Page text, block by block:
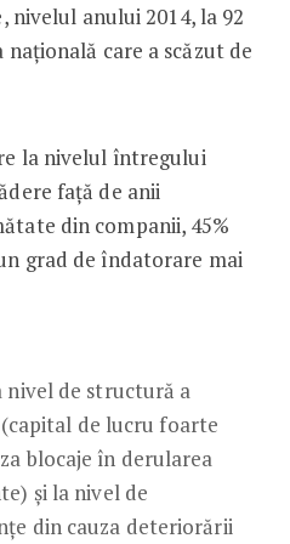
nivelul anului 2014, la 92
națională care a scăzut de
la nivelul întregului
față de anii
din companii, 45%
grad de îndatorare mai
nivel de structură a
de lucru foarte
blocaje în derularea
și la nivel de
din cauza deteriorării